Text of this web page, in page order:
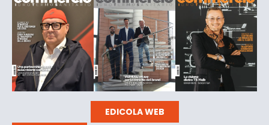
EDICOLA WEB